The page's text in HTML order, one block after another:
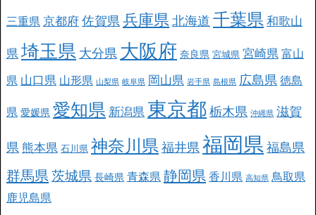
三重県京都府佐賀県兵庫県北海道 千葉県和歌山
県埼玉県 大分県 大阪府 奈良県 宮城県 宮崎県富山
県 山口県 山形県 山梨県 岐阜県 岡山県 岩手県 島根県 広島県徳島
県 愛媛県 愛知県 新潟県 東京都 栃木県 沖縄県 滋賀
県熊本県 石川県 神奈川県福井県福岡県福島県
群馬県茨城県 長崎県 青森県静岡県香川県 高知県 鳥取県
鹿児島県